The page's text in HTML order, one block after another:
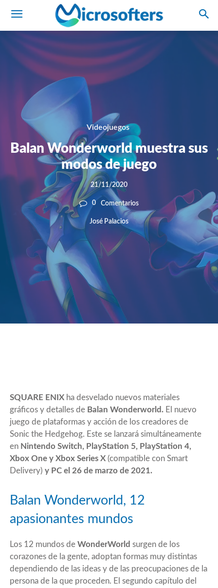
Videojuegos
Balan Wonderworld muestra sus
modos de juego
21/11/2020
0 Comentarios
José Palacios
SQUARE ENIX ha desvelado nuevos materiales
gráficos y detalles de Balan Wonderworld. El nuevo
juego de plataformas y acción de los creadores de
Sonic the Hedgehog. Este se lanzará simultáneamente
en Nintendo Switch, PlayStation 5, PlayStation 4,
Xbox One y Xbox Series X (compatible con Smart
Delivery) y PC el 26 de marzo de 2021.
Balan Wonderworld, 12
apasionantes mundos
Los 12 mundos de WonderWorld surgen de los
corazones de la gente, adoptan formas muy distintas
dependiendo de las ideas y de las preocupaciones de la
persona de la que proceden. El segundo capítulo del